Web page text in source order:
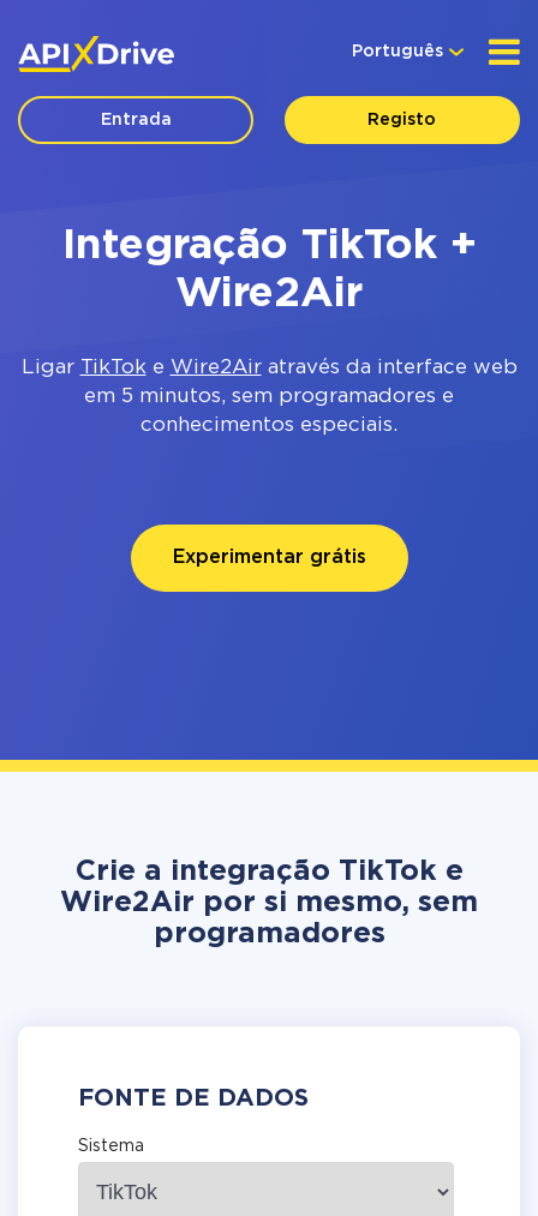
Português
Entrada Registo
Integração TikTok +
Wire2Air
Ligar TikToke Wire2Airatravés da interface web
em 5 minutos, sem programadores e
conhecimentos especiais.
Experimentar grátis
Crie a integração TikTok e
Wire2Air por si mesmo, sem
programadores
FONTE DE DADOS
Sistema